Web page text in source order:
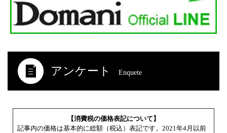
アンケート Enquete
【消費税の価格表記について】
記事内の価格は基本的に総額（税込）表記です。2021年4月以前